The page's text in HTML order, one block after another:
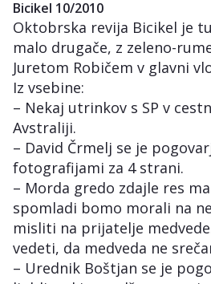
Bicikel 10/2010
Oktobrska revija Bicikel je
malo drugače, z zeleno-
Juretom Robičem v glavni
Iz vsebine:
– Nekaj utrinkov s SP v
Avstraliji.
– David Črmelj se je
fotografijami za 4 strani.
– Morda gredo zdajle res
spomladi bomo morali na
misliti na prijatelje
vedeti, da medveda ne
– Urednik Boštjan se je